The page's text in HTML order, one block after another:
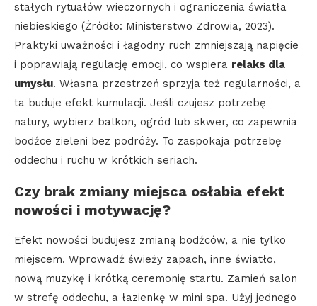
stałych rytuałów wieczornych i ograniczenia światła
niebieskiego (Źródło: Ministerstwo Zdrowia, 2023).
Praktyki uważności i łagodny ruch zmniejszają napięcie
i poprawiają regulację emocji, co wspiera relaks dla
umysłu. Własna przestrzeń sprzyja też regularności, a
ta buduje efekt kumulacji. Jeśli czujesz potrzebę
natury, wybierz balkon, ogród lub skwer, co zapewnia
bodźce zieleni bez podróży. To zaspokaja potrzebę
oddechu i ruchu w krótkich seriach.
Czy brak zmiany miejsca osłabia efekt
nowości i motywację?
Efekt nowości budujesz zmianą bodźców, a nie tylko
miejscem. Wprowadź świeży zapach, inne światło,
nową muzykę i krótką ceremonię startu. Zamień salon
w strefę oddechu, a łazienkę w mini spa. Użyj jednego